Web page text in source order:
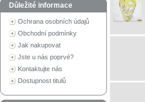
Důležité informace
Ochrana osobních údajů
Obchodní podmínky
Jak nakupovat
Jste u nás poprvé?
Kontaktujte nás
Dostupnost titulů